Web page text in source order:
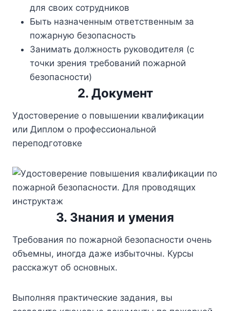
для своих сотрудников
Быть назначенным ответственным за
пожарную безопасность
Занимать должность руководителя (с
точки зрения требований пожарной
безопасности)
2. Документ
Удостоверение о повышении квалификации
или Диплом о профессиональной
переподготовке
3. Знания и умения
Требования по пожарной безопасности очень
объемны, иногда даже избыточны. Курсы
расскажут об основных.
Выполняя практические задания, вы